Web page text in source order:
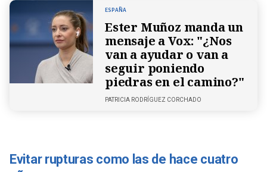
ESPAÑA
Ester Muñoz manda un
mensaje a Vox: "¿Nos
van a ayudar o van a
seguir poniendo
piedras en el camino?"
PATRICIA RODRÍGUEZ CORCHADO
Evitar rupturas como las de hace cuatro